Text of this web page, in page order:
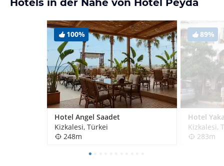
Hotels in der Nähe von Hotel Peyda
100%
Hotel Angel Saadet
Kizkalesi, Türkei
248m
89%
Hotel
Kizkalesi,
283m